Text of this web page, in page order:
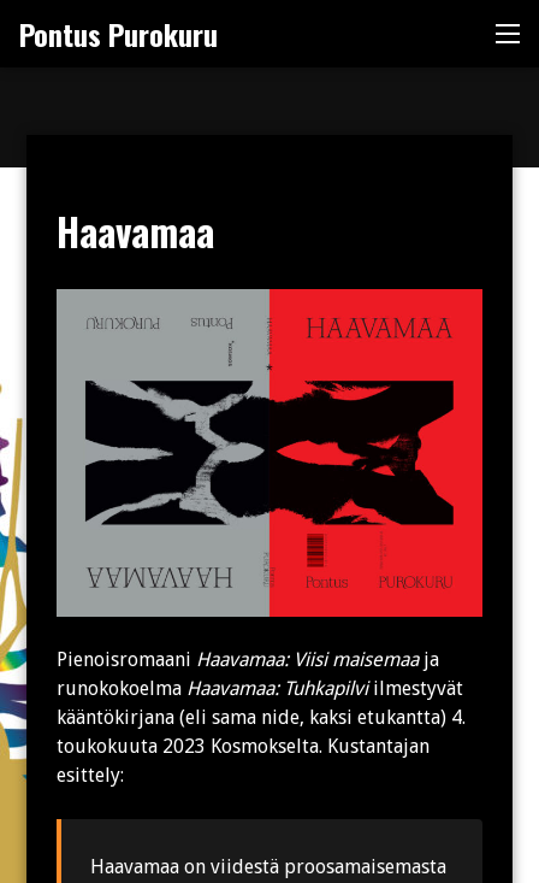
Pontus Purokuru
Haavamaa
Pienoisromaani Haavamaa: Viisi maisemaaja
runokokoelma Haavamaa: Tuhkapilviilmestyvät
kääntökirjana (eli sama nide, kaksi etukantta) 4.
toukokuuta 2023 Kosmokselta. Kustantajan
esittely:
Haavamaa on viidestä proosamaisemasta